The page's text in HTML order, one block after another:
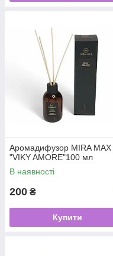
Аромадифузор MIRA MAX
"VIKY AMORE"100 мл
В наявності
200 ₴
Купити